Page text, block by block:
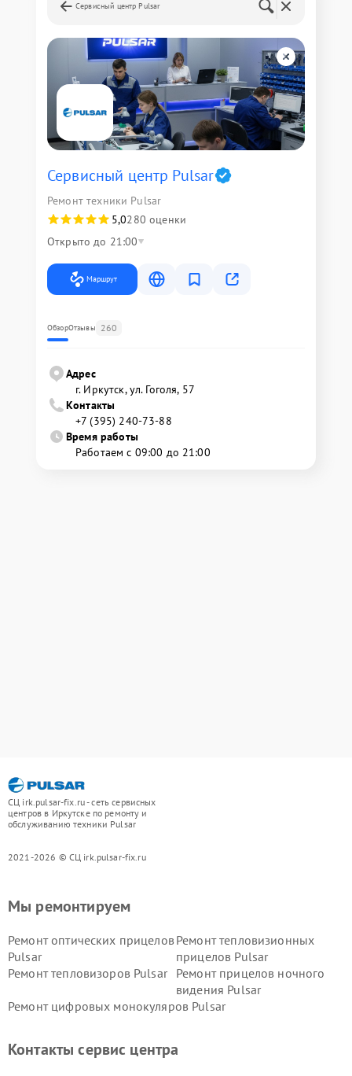
Сервисный центр Pulsar
Сервисный центр Pulsar
Ремонт техники Pulsar
5,0280 оценки
Открыто до 21:00
Маршрут
ОбзорОтзывы 260
Адрес
г. Иркутск, ул. ​Гоголя, 57
Контакты
+7 (395) 240-73-88
Время работы
Работаем с 09:00 до 21:00
СЦ irk.pulsar-fix.ru - сеть сервисных
центров в Иркутске по ремонту и
обслуживанию техники Pulsar
2021-2026 © СЦ irk.pulsar-fix.ru
Мы ремонтируем
Ремонт оптических прицелов
Pulsar
Ремонт тепловизионных
прицелов Pulsar
Ремонт тепловизоров Pulsar
Ремонт прицелов ночного
видения Pulsar
Ремонт цифровых монокуляров Pulsar
Контакты сервис центра